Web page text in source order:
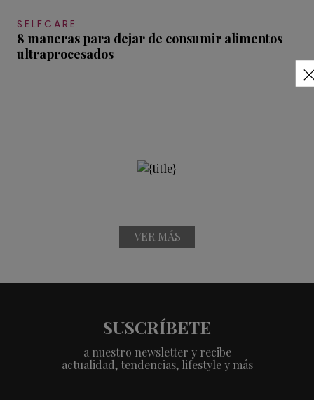
SELFCARE
8 maneras para dejar de consumir alimentos
ultraprocesados
VER MÁS
SUSCRÍBETE
a nuestro newsletter y recibe
actualidad, tendencias, lifestyle y más